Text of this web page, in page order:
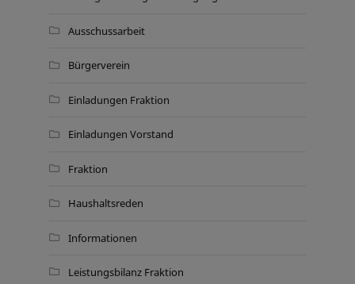
Ausschussarbeit
Bürgerverein
Einladungen Fraktion
Einladungen Vorstand
Fraktion
Haushaltsreden
Informationen
Leistungsbilanz Fraktion